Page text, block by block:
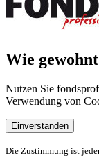
Wie
Nutzen Sie
Verwendung von
Einverstanden
Die Zustimmung ist